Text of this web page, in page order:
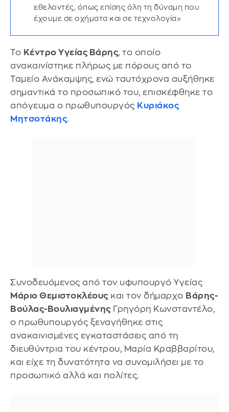
εθελοντές, όπως επίσης όλη τη δύναμη που
έχουμε σε οχήματα και σε τεχνολογία»
Το Κέντρο Υγείας Βάρης, το οποίο
ανακαινίστηκε πλήρως με πόρους από το
Ταμείο Ανάκαμψης, ενώ ταυτόχρονα αυξήθηκε
σημαντικά το προσωπικό του, επισκέφθηκε το
απόγευμα ο πρωθυπουργός Κυριάκος
Μητσοτάκης.
Συνοδευόμενος από τον υφυπουργό Υγείας
Μάριο Θεμιστοκλέους και τον δήμαρχο Βάρης-
Βούλας-Βουλιαγμένης Γρηγόρη Κωνσταντέλο,
ο πρωθυπουργός ξεναγήθηκε στις
ανακαινισμένες εγκαταστάσεις από τη
διευθύντρια του κέντρου, Μαρία Κραββαρίτου,
και είχε τη δυνατότητα να συνομιλήσει με το
προσωπικό αλλά και πολίτες.